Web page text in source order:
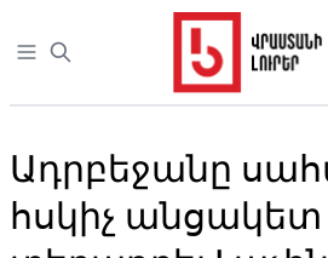
Open sidebar
Ադրբեջանը
հսկիչ անցակետ